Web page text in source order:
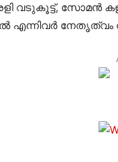
വടുകൂട്ട്, സോമന്‍
എന്നിവര്‍ നേതൃത്വം